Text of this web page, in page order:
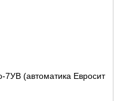
7УВ (автоматика Евросит